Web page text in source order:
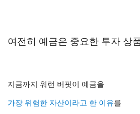
여전히 예금은 중요한 투자 상
지금까지 워런 버핏이 예금을
가장 위험한 자산이라고 한 이유를